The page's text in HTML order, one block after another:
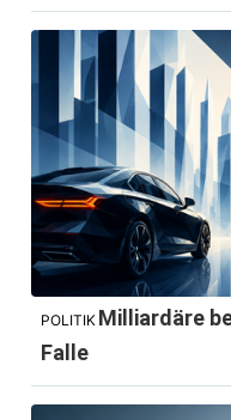
POLITIK Milliardäre
Falle